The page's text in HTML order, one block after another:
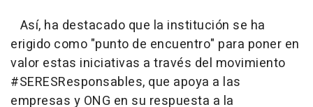
Así, ha destacado que la institución se ha
erigido como "punto de encuentro" para poner en
valor estas iniciativas a través del movimiento
#SERESResponsables, que apoya a las
empresas y ONG en su respuesta a la